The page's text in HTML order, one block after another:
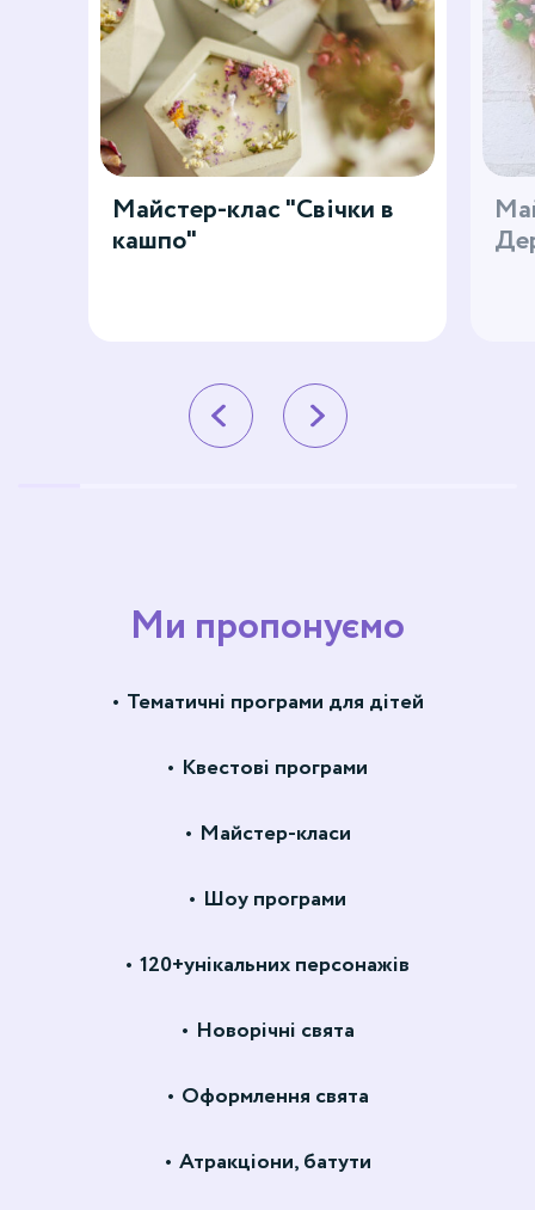
Майстер-клас "Свічки в
кашпо"
Ми пропонуємо
Тематичні програми для дітей
Квестові програми
Майстер-класи
Шоу програми
120+унікальних персонажів
Новорічні свята
Оформлення свята
Атракціони, батути